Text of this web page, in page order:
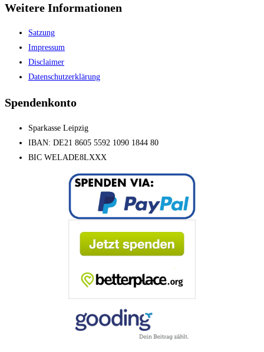
Weitere Informationen
Satzung
Impressum
Disclaimer
Datenschutzerklärung
Spendenkonto
Sparkasse Leipzig
IBAN: DE21 8605 5592 1090 1844 80
BIC WELADE8LXXX